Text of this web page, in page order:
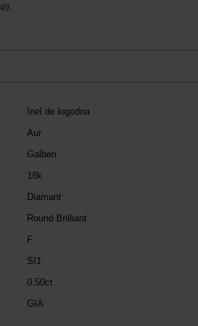
Inel de logodna
Aur
Galben
18k
Diamant
Round Brilliant
F
SI1
0.50ct
GIA